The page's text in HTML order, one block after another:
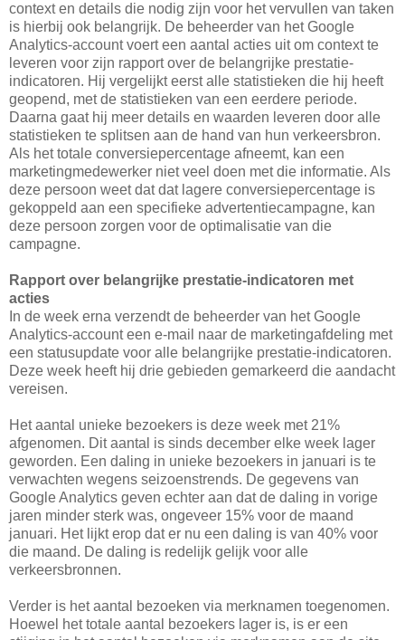
context en details die nodig zijn voor het vervullen van taken
is hierbij ook belangrijk. De beheerder van het Google
Analytics-account voert een aantal acties uit om context te
leveren voor zijn rapport over de belangrijke prestatie-
indicatoren. Hij vergelijkt eerst alle statistieken die hij heeft
geopend, met de statistieken van een eerdere periode.
Daarna gaat hij meer details en waarden leveren door alle
statistieken te splitsen aan de hand van hun verkeersbron.
Als het totale conversiepercentage afneemt, kan een
marketingmedewerker niet veel doen met die informatie. Als
deze persoon weet dat dat lagere conversiepercentage is
gekoppeld aan een specifieke advertentiecampagne, kan
deze persoon zorgen voor de optimalisatie van die
campagne.
Rapport over belangrijke prestatie-indicatoren met
acties
In de week erna verzendt de beheerder van het Google
Analytics-account een e-mail naar de marketingafdeling met
een statusupdate voor alle belangrijke prestatie-indicatoren.
Deze week heeft hij drie gebieden gemarkeerd die aandacht
vereisen.
Het aantal unieke bezoekers is deze week met 21%
afgenomen. Dit aantal is sinds december elke week lager
geworden. Een daling in unieke bezoekers in januari is te
verwachten wegens seizoenstrends. De gegevens van
Google Analytics geven echter aan dat de daling in vorige
jaren minder sterk was, ongeveer 15% voor de maand
januari. Het lijkt erop dat er nu een daling is van 40% voor
die maand. De daling is redelijk gelijk voor alle
verkeersbronnen.
Verder is het aantal bezoeken via merknamen toegenomen.
Hoewel het totale aantal bezoekers lager is, is er een